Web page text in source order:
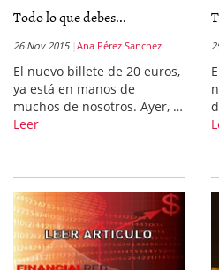
Todo lo que debes...
26 Nov 2015 Ana Pérez Sanchez
El nuevo billete de 20 euros,
ya está en manos de
muchos de nosotros. Ayer, …
Leer